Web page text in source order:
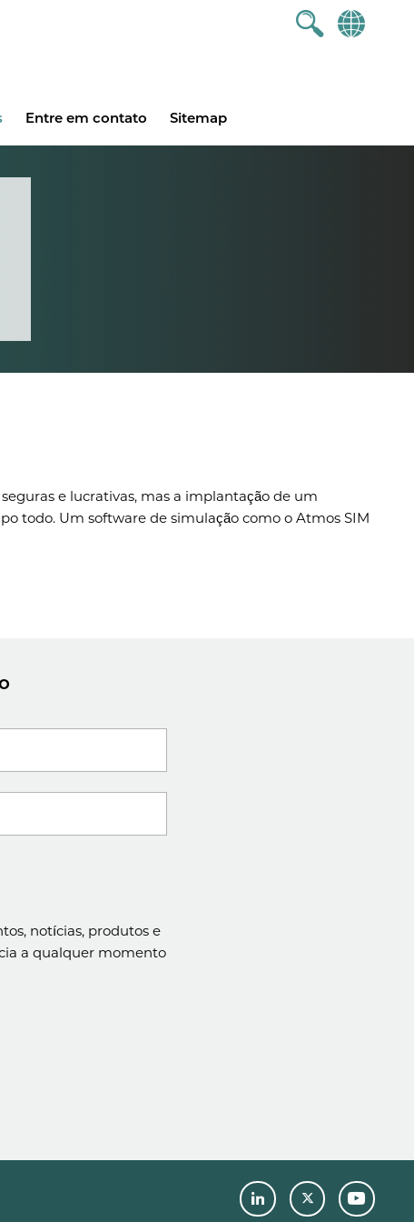
Entre em contato Sitemap
e lucrativas, mas a implantação de um
todo. Um software de simulação como o Atmos SIM
notícias, produtos e
a qualquer momento